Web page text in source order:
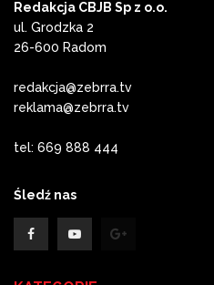
Redakcja CBJB Sp z o.o.
ul. Grodzka 2
26-600 Radom
redakcja@zebrra.tv
reklama@zebrra.tv
tel: 669 888 444
Śledź nas